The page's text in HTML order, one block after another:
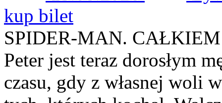
kup bilet
SPIDER-MAN.
Peter jest teraz dorosłym
czasu, gdy z własnej woli